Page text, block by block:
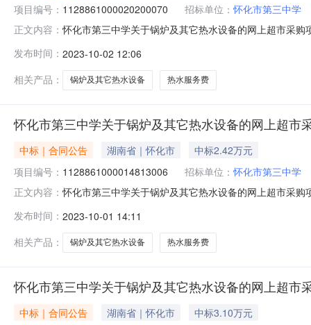
项目编号： 1128861000020200070 招标单位： 怀化市第三中学
正文内容： 怀化市第三中学关于锅炉及其它热水设备的网上超市采
准\规格型号\技术标准验收结果备注1校园热水服务费
发布时间： 2023-10-02 12:06
相关产品：
锅炉及其它热水设备 热水服务费
怀化市第三中学关于锅炉及其它热水设备的网上超市
中标｜合同公告 湖南省｜怀化市
中标2.42万元
项目编号： 1128861000014813006 招标单位： 怀化市第三中学
正文内容： 怀化市第三中学关于锅炉及其它热水设备的网上超市采
准\规格型号\技术标准验收结果备注1校园热水服务费
发布时间： 2023-10-01 14:11
相关产品：
锅炉及其它热水设备 热水服务费
怀化市第三中学关于锅炉及其它热水设备的网上超市
中标｜合同公告 湖南省｜怀化市 中标3.10万元